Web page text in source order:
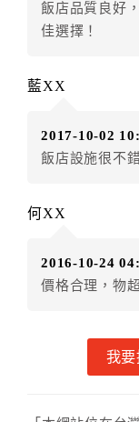
訂單異動後，訂
房者不得要求退
．訂房者因故辦
（提出申辦日為
．訂房者使用「
件放棄訂單（住
．訂單異動後，
訂房者不得要求
六、取消訂單
飯店品質良好
佳選擇！
藍XX
2017-10-02
飯店設施很不
何XX
2016-10-24
價格合理，物
我要